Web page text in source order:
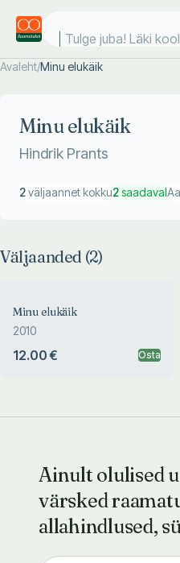
Tulge juba! Läki kooli
Avaleht/Minu elukäik
Minu elukäik
Hindrik Prants
2väljaannet kokku2saadaval
Väljaanded (2)
Minu elukäik
2010
12.00 € Osta
Ainult olulised
värsked
allahindlused,